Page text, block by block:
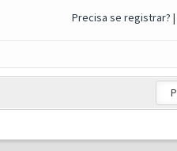
Precisa se registrar? |